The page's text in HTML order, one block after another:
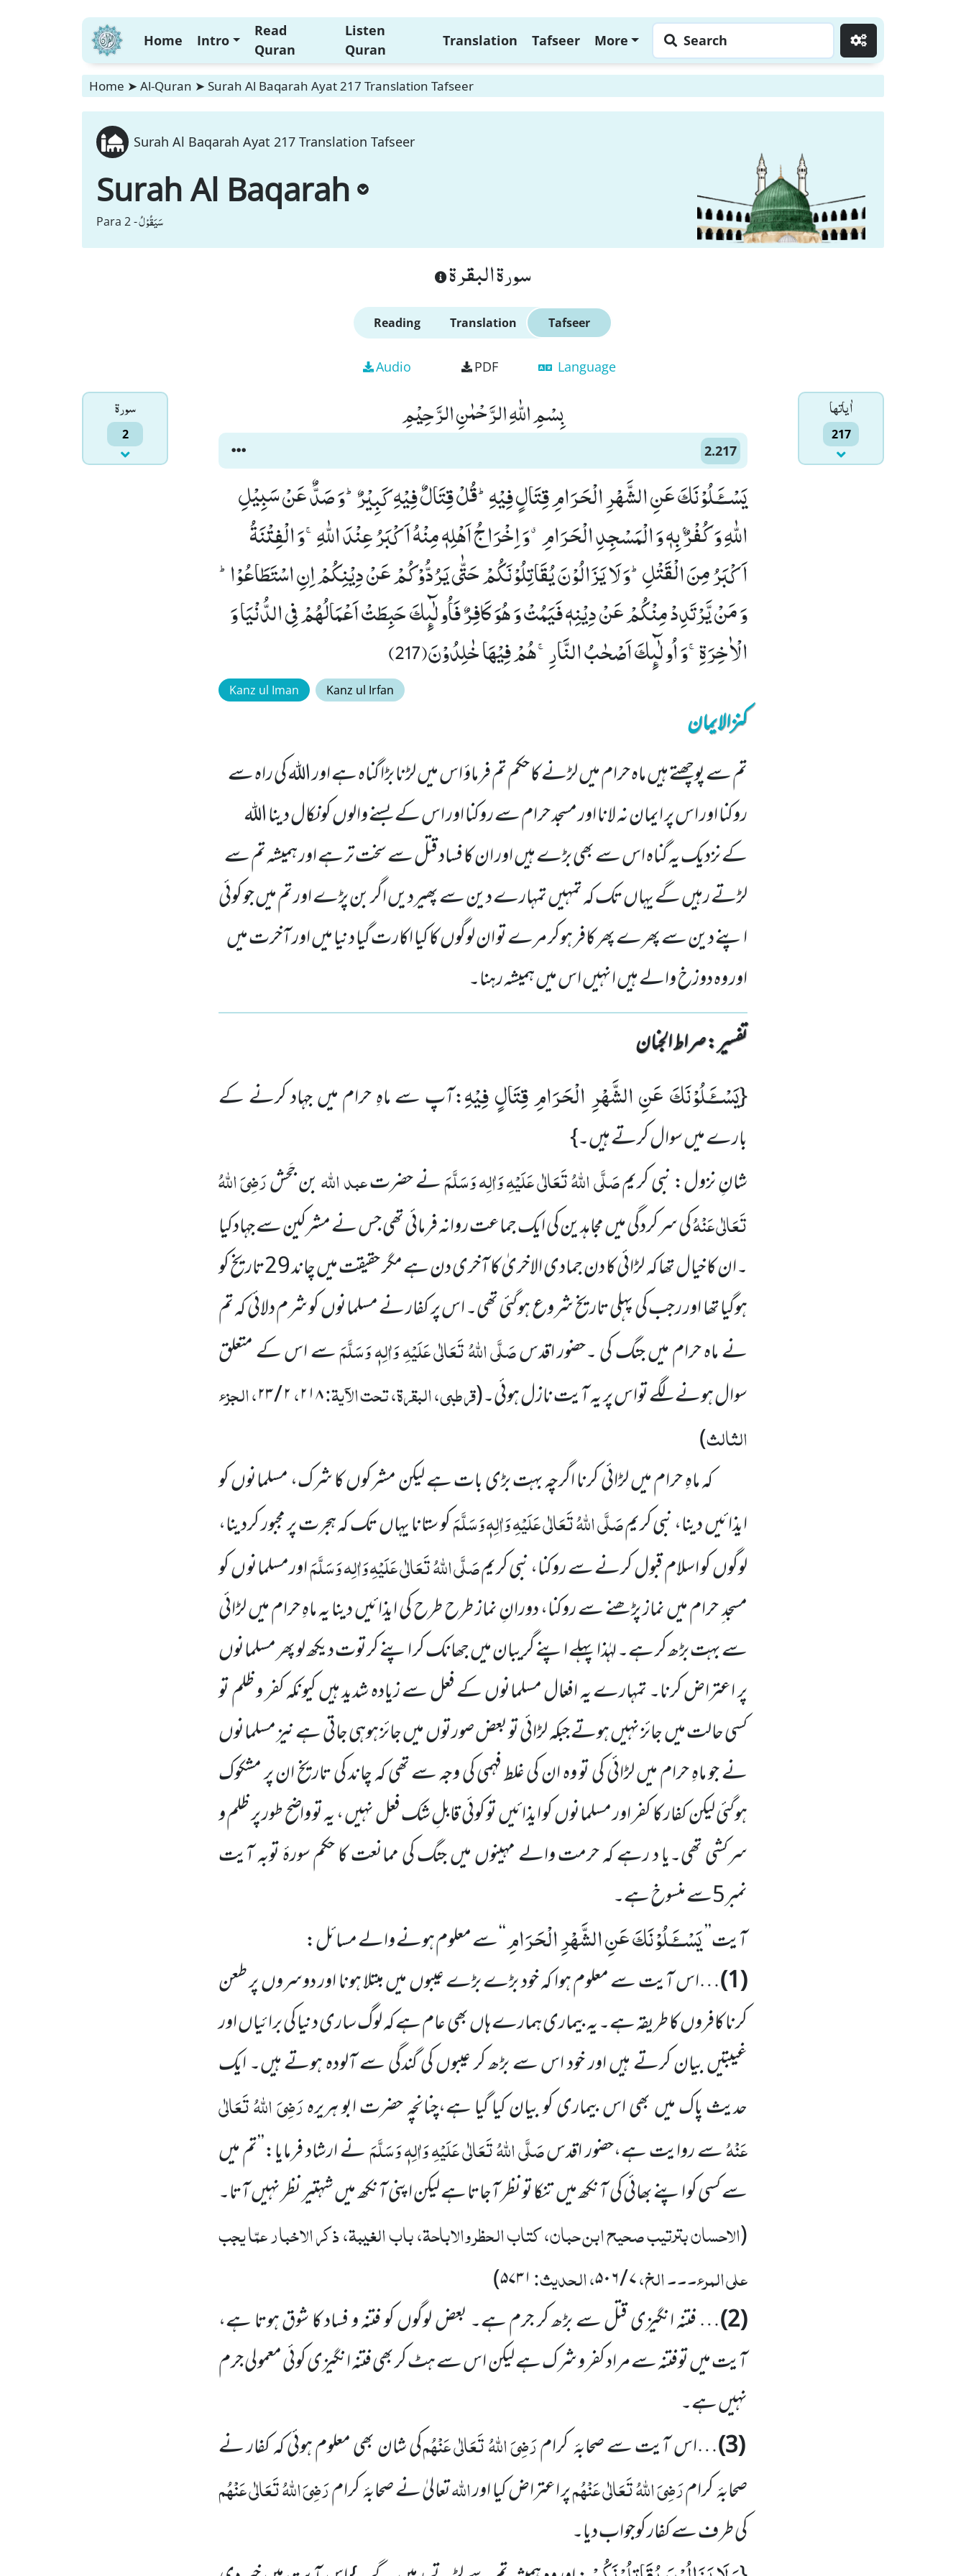
Home Intro
Read
Quran
Listen
Quran
Translation Tafseer More Search
Home ➤ Al-Quran ➤ Surah Al Baqarah Ayat 217 Translation Tafseer
Surah Al Baqarah Ayat 217 Translation Tafseer
Surah Al Baqarah
Para 2 -سَیَقُوْلُ
سورة البقرة
Reading Translation Tafseer
Audio PDF Language
سورۃ
2
اٰياتها
217
بِسْمِ اللّٰهِ الرَّحْمٰنِ الرَّحِیْمِ
2.217
یَسْــٴَـلُوْنَكَ عَنِ الشَّهْرِ الْحَرَامِ قِتَالٍ فِیْهِؕ-قُلْ قِتَالٌ فِیْهِ كَبِیْرٌؕ-وَ صَدٌّ عَنْ سَبِیْلِ
اللّٰهِ وَ كُفْرٌۢ بِهٖ وَ الْمَسْجِدِ الْحَرَامِۗ-وَ اِخْرَاجُ اَهْلِهٖ مِنْهُ اَكْبَرُ عِنْدَ اللّٰهِۚ-وَ الْفِتْنَةُ
اَكْبَرُ مِنَ الْقَتْلِؕ-وَ لَا یَزَالُوْنَ یُقَاتِلُوْنَكُمْ حَتّٰى یَرُدُّوْكُمْ عَنْ دِیْنِكُمْ اِنِ اسْتَطَاعُوْاؕ-
وَ مَنْ یَّرْتَدِدْ مِنْكُمْ عَنْ دِیْنِهٖ فَیَمُتْ وَ هُوَ كَافِرٌ فَاُولٰٓىٕكَ حَبِطَتْ اَعْمَالُهُمْ فِی الدُّنْیَا وَ
الْاٰخِرَةِۚ-وَ اُولٰٓىٕكَ اَصْحٰبُ النَّارِۚ-هُمْ فِیْهَا خٰلِدُوْنَ(217)
Kanz ul Iman Kanz ul Irfan
کنزالایمان
تم سے پوچھتے ہیں ماہ حرام میں لڑنے کا حکم تم فرماؤ اس میں لڑنا بڑا گناہ ہے اور اللہ کی راہ سے
روکنا اور اس پر ایمان نہ لانا اور مسجد حرام سے روکنا اور اس کے بسنے والوں کو نکال دینا اللہ
کے نزدیک یہ گناہ اس سے بھی بڑے ہیں اور ان کا فساد قتل سے سخت تر ہے اور ہمیشہ تم سے
لڑتے رہیں گے یہاں تک کہ تمہیں تمہارے دین سے پھیردیں اگر بن پڑے اور تم میں جو کوئی
اپنے دین سے پھرے پھر کافر ہوکر مرے تو ان لوگوں کا کیا اکارت گیا دنیا میں اور آخرت میں
اور وہ دوزخ والے ہیں انہیں اس میں ہمیشہ رہنا۔
تفسیر : ‎صراط الجنان
{یَسْــٴَـلُوْنَكَ عَنِ الشَّهْرِ الْحَرَامِ قِتَالٍ فِیْهِ:آپ سے ماہِ حرام میں جہاد کرنے کے
بارے میں سوال کرتے ہیں۔}
شانِ نزول: نبی کریمصَلَّی اللہُ تَعَالٰی عَلَیْہِ وَاٰلِہ وَسَلَّمَنے حضرتعبد اللہبن جَحشرَضِیَ اللہُ
تَعَالٰی عَنْہُکی سرکردگی میں مجاہدین کی ایک جماعت روانہ فرمائی تھی جس نے مشرکین سے جہادکیا
۔ان کا خیال تھا کہ لڑائی کا دن جمادی الاخریٰ کا آخری دن ہے مگر حقیقت میں چاند 29تاریخ کو
ہوگیا تھا اور رجب کی پہلی تاریخ شروع ہوگئی تھی۔ اس پر کفار نے مسلمانوں کو شرم دلائی کہ تم
نے ماہ حرام میں جنگ کی ۔حضور اقدسصَلَّی اللہُ تَعَالٰی عَلَیْہِ وَاٰلِہٖ وَسَلَّمَسے اس کے متعلق
سوال ہونے لگے تواس پر یہ آیت نازل ہوئی۔(قرطبی، البقرۃ، تحت الآیۃ:۲۱۸،۲ / ۲۳
، الجزء
الثالث)
کہ ماہِ حرام میں لڑائی کرنا اگرچہ بہت بڑی بات ہے لیکن مشرکوں کا شرک، مسلمانوں کو
ایذائیں دینا، نبی کریمصَلَّی اللہُ تَعَالٰی عَلَیْہِ وَاٰلِہٖ وَسَلَّمَکو ستانا یہاں تک کہ ہجرت پر مجبور کردینا،
لوگوں کو اسلام قبول کرنے سے روکنا، نبی کریمصَلَّی اللہُ تَعَالٰی عَلَیْہِ وَاٰلِہ وَسَلَّمَاورمسلمانو ں کو
مسجد ِ حرام میں نماز پڑھنے سے روکنا، دورانِ نماز طرح طرح کی ایذائیں دینا یہ ماہِ حرام میں لڑائی
سے بہت بڑھ کر ہے۔ لہٰذا پہلے اپنے گریبان میں جھانک کر اپنے کرتوت دیکھ لو پھر مسلمانوں
پر اعتراض کرنا۔ تمہارے یہ افعال مسلمانوں کے فعل سے زیادہ شدید ہیں کیونکہ کفر و ظلم تو
کسی حالت میں جائز نہیں ہوتے جبکہ لڑائی تو بعض صورتوں میں جائز ہوہی جاتی ہے نیز مسلمانوں
نے جو ماہِ حرام میں لڑائی کی تو وہ ان کی غلط فہمی کی وجہ سے تھی کہ چاند کی تاریخ ان پر مشکوک
ہوگئی لیکن کفار کا کفر اور مسلمانوں کو ایذائیں تو کوئی قابلِ شک فعل نہیں ، یہ تو واضح طور پر ظلم و
سرکشی تھی۔یا د رہے کہ حرمت والے مہینوں میں جنگ کی ممانعت کا حکم سورۂ توبہ آیت
نمبر5سے منسوخ ہے۔
آیت’’یَسْــٴَـلُوْنَكَ عَنِ الشَّهْرِ الْحَرَامِ‘‘ سے معلوم ہونے والے مسائل:
(1) …اس آیت سے معلوم ہوا کہ خود بڑے بڑے عیبوں میں مبتلا ہونا اور دوسروں پر طعن
کرنا کافروں کا طریقہ ہے۔ یہ بیماری ہمارے ہاں بھی عام ہے کہ لوگ ساری دنیا کی برائیاں اور
غیبتیں بیان کرتے ہیں اور خود اس سے بڑھ کر عیبوں کی گندگی سے آلودہ ہوتے ہیں۔ ایک
حدیث پاک میں بھی اس بیماری کو بیان کیا گیا ہے،چنانچہ حضرت ابو ہریرہرَضِیَ اللہُ تَعَالٰی
عَنْہُسے روایت ہے،حضور اقدسصَلَّی اللہُ تَعَالٰی عَلَیْہِ وَاٰلِہٖ وَسَلَّمَنے ارشاد فرمایا:’’تم میں
سے کسی کو اپنے بھائی کی آنکھ میں تنکا تو نظر آجاتا ہے لیکن اپنی آنکھ میں شہتیر نظر نہیں آتا۔
(الاحسان بترتیب صحیح ابن حبان، کتاب الحظر والاباحۃ، باب الغیبۃ، ذکر الاخبار عمّا یجب
علی المرء۔۔۔ الخ،۷ / ۵۰۶ ، الحدیث:۵۷۳۱)
(2) … فتنہ انگیزی قتل سے بڑھ کر جرم ہے۔ بعض لوگوں کو فتنہ و فساد کا شوق ہوتا ہے،
آیت میں توفتنہ سے مراد کفر و شرک ہے لیکن اس سے ہٹ کر بھی فتنہ انگیزی کوئی معمولی جرم
نہیں ہے۔
(3) …اس آیت سے صحابۂکرامرَضِیَ اللہُ تَعَالٰی عَنْہُمکی شان بھی معلوم ہوئی کہ کفار نے
صحابۂکرامرَضِیَ اللہُ تَعَالٰی عَنْہُمپر اعتراض کیا اوراللہتعالیٰ نے صحابۂکرامرَضِیَ اللہُ تَعَالٰی عَنْہُم
کی طر ف سے کفار کوجواب دیا۔